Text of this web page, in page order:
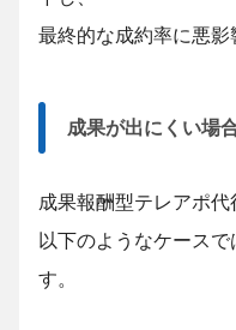
最終的な成約率に悪影
成果が出にくい場
成果報酬型テレアポ代
以下のようなケース
す。